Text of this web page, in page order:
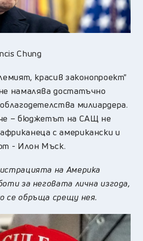
Chung
красив законопроект"
намалява достатъчно
милиардера.
– бюджетът на САЩ не
с американски и
- Илон Мъск.
на Америка
за неговата лична изгода,
се обръща срещу нея.